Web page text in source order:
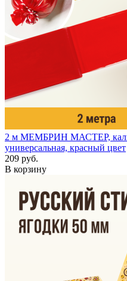
2 м МЕМБРИН МАСТЕР,
универсальная, красный цвет
209 руб.
В корзину